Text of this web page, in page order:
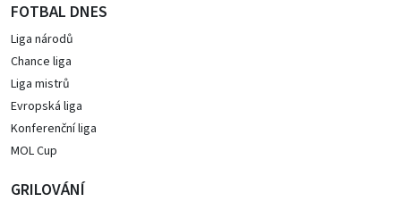
FOTBAL DNES
Liga národů
Chance liga
Liga mistrů
Evropská liga
Konferenční liga
MOL Cup
GRILOVÁNÍ